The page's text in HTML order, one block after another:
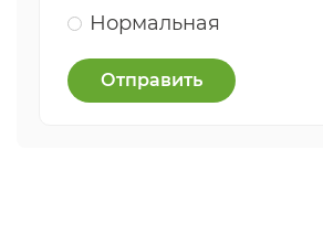
Нормальная
Отправить